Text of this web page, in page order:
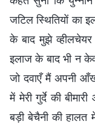
जटिल स्थितियों का
के बाद मुझे
इलाज के बाद भी न
जो दवाएँ मैं अपनी
में मेरी गुर्दे की
बड़ी बेचैनी की